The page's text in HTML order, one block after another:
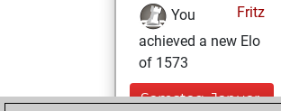
Fritz
You
achieved a new Elo
of 1573
Samstag, Januar